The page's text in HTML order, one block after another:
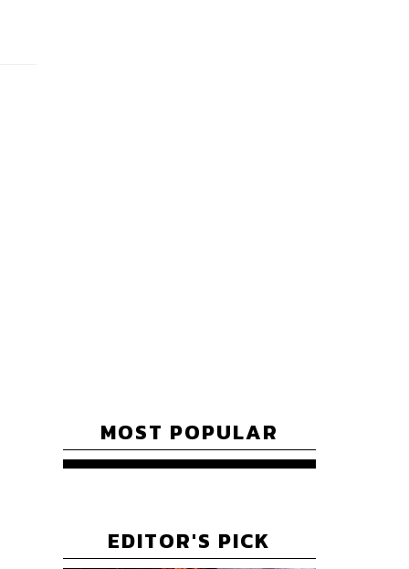
MOST POPULAR
EDITOR'S PICK